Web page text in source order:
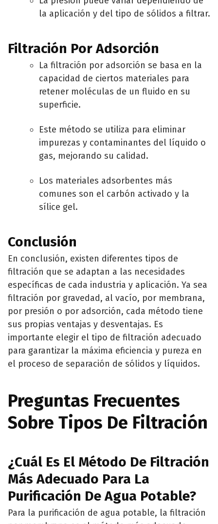
la aplicación y del tipo de sólidos a filtrar.
Filtración Por Adsorción
La filtración por adsorción se basa en la
capacidad de ciertos materiales para
retener moléculas de un fluido en su
superficie.
Este método se utiliza para eliminar
impurezas y contaminantes del líquido o
gas, mejorando su calidad.
Los materiales adsorbentes más
comunes son el carbón activado y la
sílice gel.
Conclusión
En conclusión, existen diferentes tipos de
filtración que se adaptan a las necesidades
específicas de cada industria y aplicación. Ya sea
filtración por gravedad, al vacío, por membrana,
por presión o por adsorción, cada método tiene
sus propias ventajas y desventajas. Es
importante elegir el tipo de filtración adecuado
para garantizar la máxima eficiencia y pureza en
el proceso de separación de sólidos y líquidos.
Preguntas Frecuentes
Sobre Tipos De Filtración
¿Cuál Es El Método De Filtración
Más Adecuado Para La
Purificación De Agua Potable?
Para la purificación de agua potable, la filtración